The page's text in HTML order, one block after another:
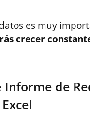
es muy
crecer
de